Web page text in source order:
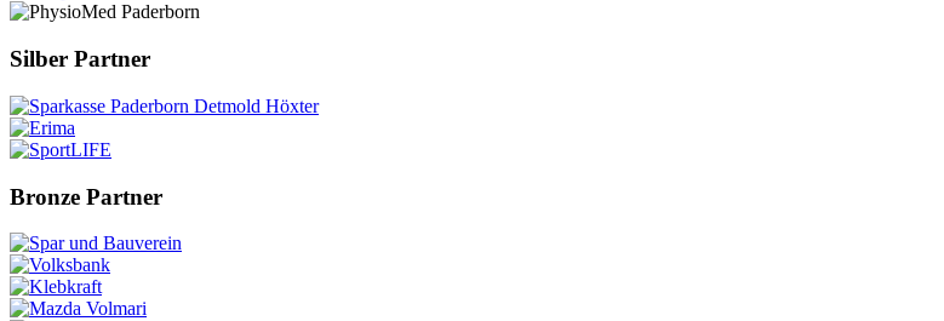
Silber Partner
Bronze Partner